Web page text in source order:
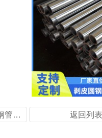
上一个：∮30.3剥皮圆钢钢管45#高硬度不锈钢圆棒 返回列